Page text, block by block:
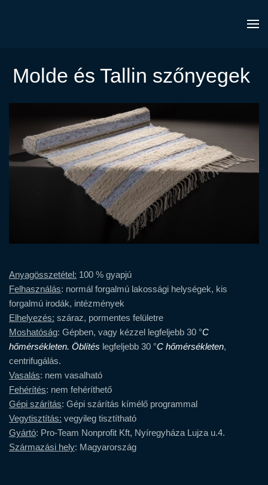
Molde és Tallin szőnyegek
Anyagösszetétel: 100 % gyapjú
Felhasználás: normál forgalmú lakossági helységek, kis
forgalmú irodák, intézmények
Elhelyezés: száraz, pormentes felületre
Moshatóság: Gépben, vagy kézzel legfeljebb 30 °C
hőmérsékleten. Öblítés legfeljebb 30 °C hőmérsékleten,
centrifugálás.
Vasalás: nem vasalható
Fehérítés: nem fehéríthető
Gépi szárítás: Gépi szárítás kímélő programmal
Vegytisztítás: vegyileg tisztítható
Gyártó: Pro-Team Nonprofit Kft, Nyíregyháza Lujza u.4.
Származási hely: Magyarország